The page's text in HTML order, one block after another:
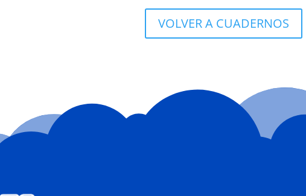
VOLVER A CUADERNOS